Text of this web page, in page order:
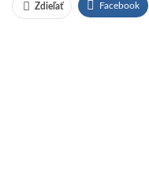
Zdieľať Facebook